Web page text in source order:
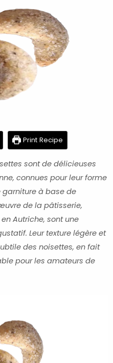
Print Recipe
sont de délicieuses
connues pour leur forme
à base de
de la pâtisserie,
Autriche, sont une
Leur texture légère et
des noisettes, en fait
pour les amateurs de
minutes